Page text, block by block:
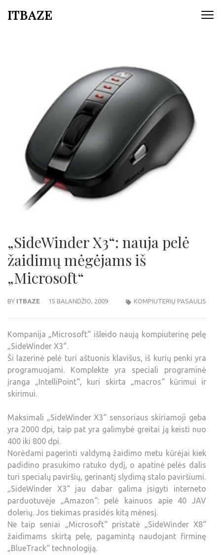
ITBAZE
„SideWinder X3“: nauja pelė
žaidimų mėgėjams iš
„Microsoft“
BY ITBAZE 15 BALANDŽIO, 2009 KOMPIUTERIŲ PASAULIS
Kompanija „Microsoft“ išleido naują kompiuterinę pelę
„SideWinder X3“.
Ši lazerinė pelė turi aštuonis klavišus, iš kurių penki yra
programuojami. Komplekte yra speciali programinė
įranga „IntelliPoint“, kuri skirta „macros“ kūrimui ir
skirimui.
Maksimali „SideWinder X3“ sensoriaus skiriamoji geba
yra 2000 dpi, taip pat yra galimybė greitai ją keisti nuo
400 iki 800 dpi.
Norėdami pagerinti valdymą žaidimo metu kūrėjai kiek
padidino prasukimo ratuko dydį, o apatinė pelės dalis
turi specialų paviršių, gerinantį slydimą stalo paviršiumi.
„SideWinder X3“ jau dabar galima įsigyti interneto
parduotuvėje „Amazon“: pelė kainuos apie 40 JAV
dolerių. Jos tiekimas prasidės kitą mėnesį.
Ne taip seniai „Microsoft“ pristatė „SideWinder X8“
žaidimams skirtą pelę, pagamintą naudojant firminę
„BlueTrack“ technologiją.